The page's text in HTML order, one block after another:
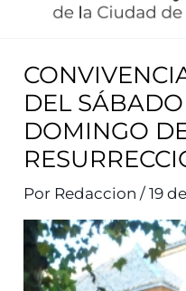
DEL
DOMINGO
Por Redaccion/19